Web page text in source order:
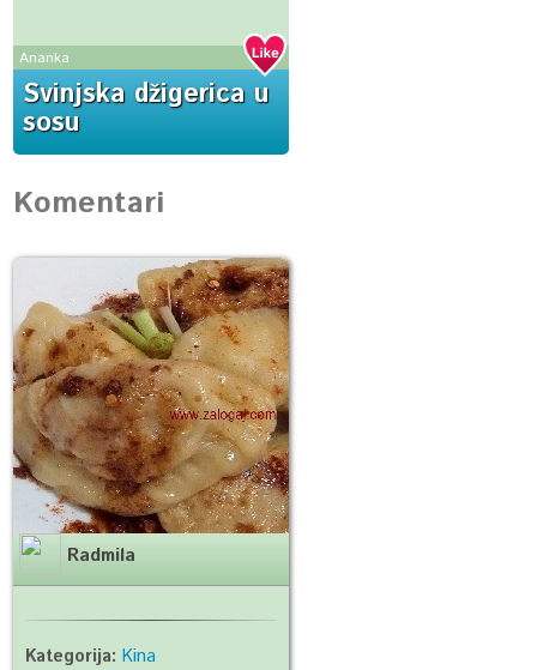
Ananka
Svinjska džigerica u
sosu
Komentari
Radmila
Kategorija:Kina